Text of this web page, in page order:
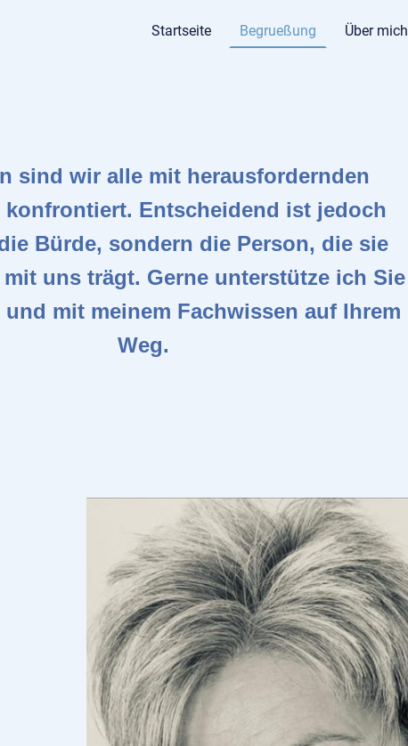
Startseite Begrueßung Über mich
sind wir alle mit herausfordernden
konfrontiert. Entscheidend ist jedoch
Bürde, sondern die Person, die sie
mit uns trägt. Gerne unterstütze ich Sie
mit meinem Fachwissen auf Ihrem
Weg.